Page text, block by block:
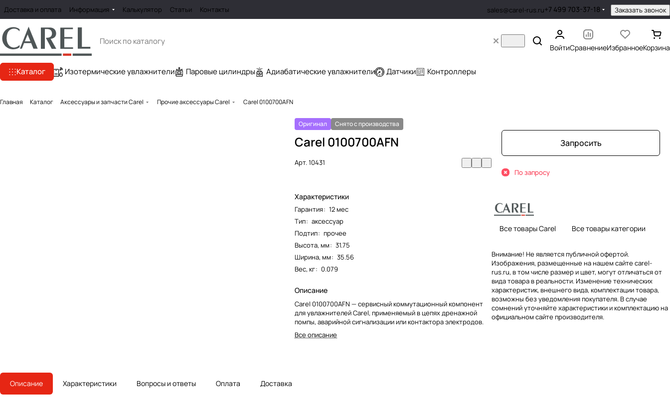
Доставка и оплата Информация Калькулятор Статьи Контакты sales@carel-rus.ru+7 499 703-37-18 Заказать звонок
ВойтиСравнениеИзбранноеКорзина
Каталог Изотермические увлажнители Паровые цилиндры Адиабатические увлажнители Датчики Контроллеры
Главная Каталог Аксессуары и запчасти Carel Прочие аксессуары Carel Carel 0100700AFN
Оригинал Снято с производства
Carel 0100700AFN
Арт.10431
Характеристики
Гарантия: 12 мес
Тип: аксессуар
Подтип: прочее
Высота, мм: 31.75
Ширина, мм: 35.56
Вес, кг: 0.079
Описание
Carel 0100700AFN — сервисный коммутационный компонент
для увлажнителей Carel, применяемый в цепях дренажной
помпы, аварийной сигнализации или контактора электродов.
Все описание
Запросить
По запросу
Все товары Carel Все товары категории
Внимание! Не является публичной офертой.
Изображения, размещенные на нашем сайте carel-
rus.ru, в том числе размер и цвет, могут отличаться от
вида товара в реальности. Изменение технических
характеристик, внешнего вида, комплектации товара,
возможны без уведомления покупателя. В случае
сомнений уточняйте характеристики и комплектацию на
официальном сайте производителя.
Описание Характеристики Вопросы и ответы Оплата Доставка